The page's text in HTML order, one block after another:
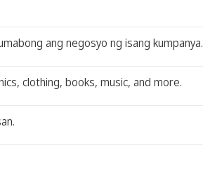
ang negosyo ng isang kumpanya.
clothing, books, music, and more.